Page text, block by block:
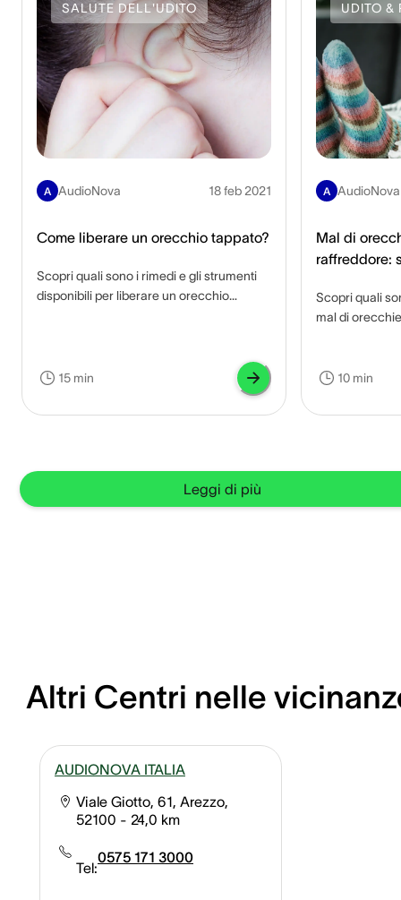
SALUTE DELL'UDITO
A AudioNova 18 feb 2021
Come liberare un orecchio tappato?
Scopri quali sono i rimedi e gli strumenti
disponibili per liberare un orecchio
15 min
UDITO &
A AudioNova
Mal di
raffreddore:
Scopri quali
mal di
10 min
Leggi di più
Altri Centri nelle
AUDIONOVA ITALIA
Viale Giotto, 61, Arezzo,
52100 - 24,0 km
Tel:
0575 171 3000